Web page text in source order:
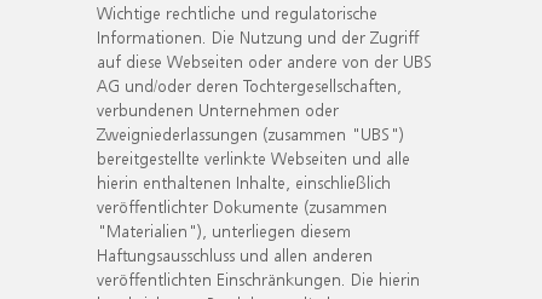
Wichtige rechtliche und regulatorische
Informationen. Die Nutzung und der Zugriff
auf diese Webseiten oder andere von der UBS
AG und/oder deren Tochtergesellschaften,
verbundenen Unternehmen oder
Zweigniederlassungen (zusammen "UBS")
bereitgestellte verlinkte Webseiten und alle
hierin enthaltenen Inhalte, einschließlich
veröffentlichter Dokumente (zusammen
"Materialien"), unterliegen diesem
Haftungsausschluss und allen anderen
veröffentlichten Einschränkungen. Die hierin